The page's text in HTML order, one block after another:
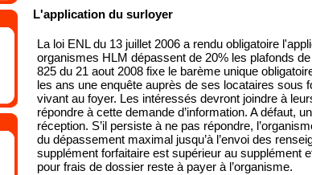
L'application du surloyer
La loi ENL du 13 juillet 2006 a rendu obligatoire
organismes HLM dépassent de 20% les plafonds
825 du 21 aout 2008 fixe le barème unique
les ans une enquête auprès de ses locataires sous
vivant au foyer. Les intéressés devront joindre à
répondre à cette demande d’information. A défaut,
réception. S’il persiste à ne pas répondre,
du dépassement maximal jusqu’à l’envoi des
supplément forfaitaire est supérieur au supplément
pour frais de dossier reste à payer à l’organisme.